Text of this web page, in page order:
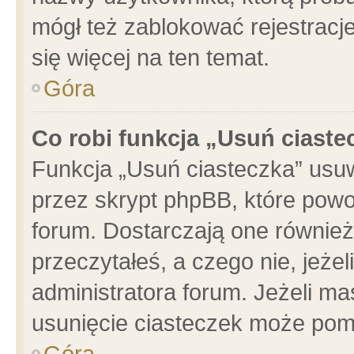
mógł też zablokować
się więcej na ten temat.
Góra
Co robi funkcja „Usuń
Funkcja „Usuń ciasteczka”
przez skrypt phpBB, które
forum. Dostarczają one
przeczytałeś, a czego nie,
administratora forum. Jeżeli
usunięcie ciasteczek może